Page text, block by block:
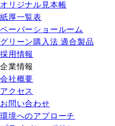
オリジナル見本帳
紙厚一覧表
ペーパーショールーム
グリーン購入法 適合製品
採用情報
企業情報
会社概要
アクセス
お問い合わせ
環境へのアプローチ